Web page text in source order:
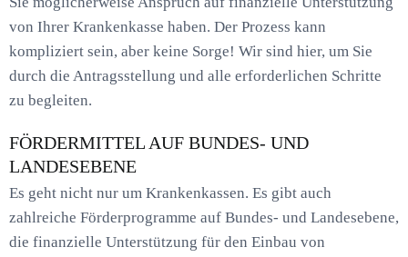
von Ihrer Krankenkasse haben. Der Prozess kann
kompliziert sein, aber keine Sorge! Wir sind hier, um Sie
durch die Antragsstellung und alle erforderlichen Schritte
zu begleiten.
FÖRDERMITTEL AUF BUNDES- UND
LANDESEBENE
Es geht nicht nur um Krankenkassen. Es gibt auch
zahlreiche Förderprogramme auf Bundes- und Landesebene,
die finanzielle Unterstützung für den Einbau von